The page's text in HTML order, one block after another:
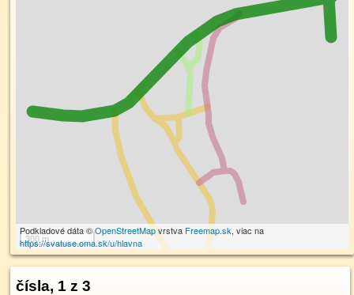
300 m
Podkladové dáta ©OpenStreetMapvrstva Freemap.sk, viac na
https://svatuse.oma.sk/u/hlavna
čísla, 1 z 3